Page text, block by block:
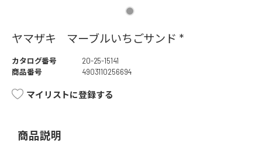
ヤマザキ マーブルいちごサンド *
カタログ番号
20-25-15141
商品番号
4903110256694
マイリストに登録する
商品説明